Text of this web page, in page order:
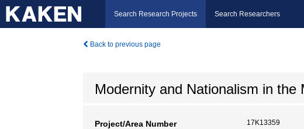
Search Research Projects Search Researchers
Back to previous page
Modernity and Nationalism in
Project/Area Number 17K13359